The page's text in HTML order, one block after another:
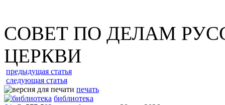
СОВЕТ ПО ДЕЛАМ
ЦЕРКВИ
предыдущая статья
следующая статья
печать
библиотека